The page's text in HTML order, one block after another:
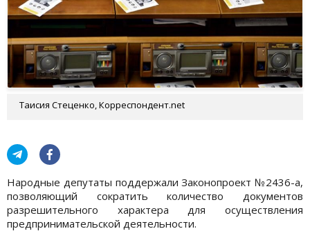
Таисия Стеценко, Корреспондент.net
Народные депутаты поддержали Законопроект №2436-а,
позволяющий сократить количество документов
разрешительного характера для осуществления
предпринимательской деятельности.